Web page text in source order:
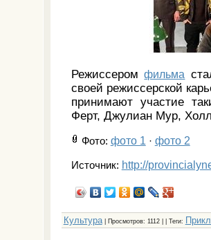
Режиссеромфильма
своей режиссерской
принимают участие
Ферт, Джулиан Мур,
Фото: фото 1 · фото 2
Источник: http://
Культура| Просмотров: 1112 | | Теги: